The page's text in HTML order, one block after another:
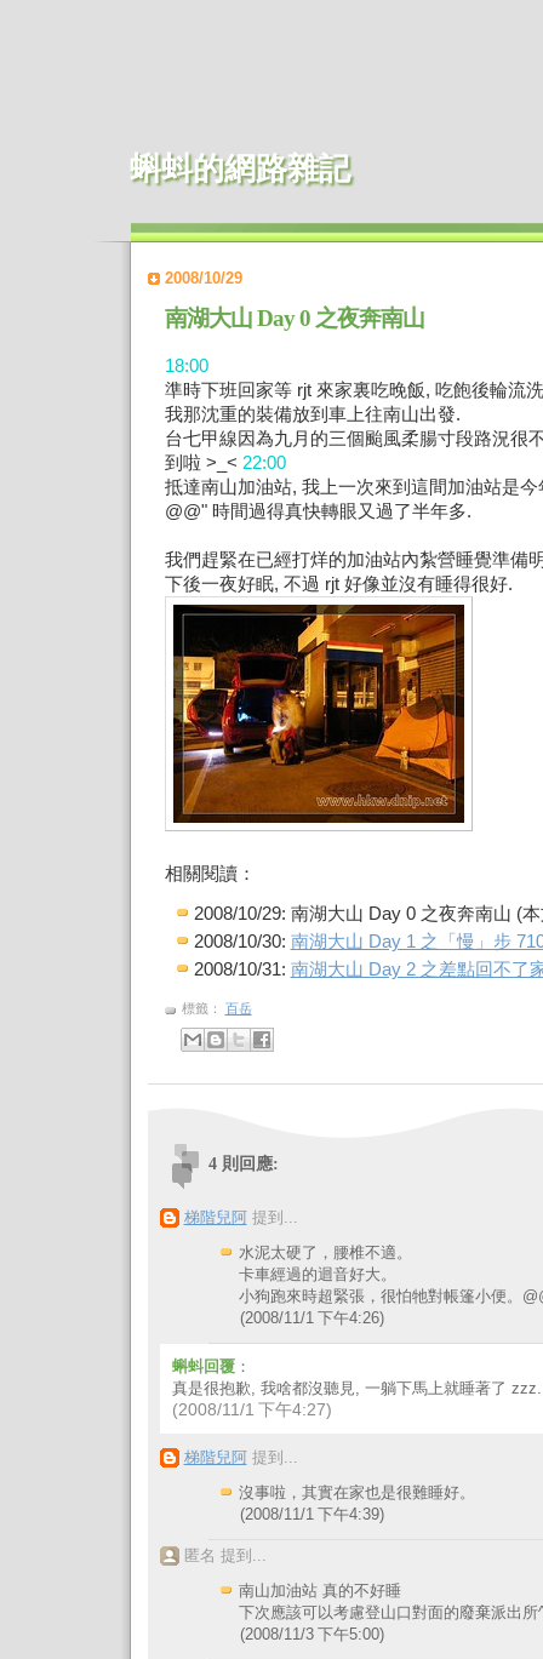
蝌蚪的網路雜記
2008/10/29
南湖大山 Day 0 之夜奔南山
18:00
準時下班回家等 rjt 來家裏吃晚飯, 吃飽後輪流
我那沈重的裝備放到車上往南山出發.
台七甲線因為九月的三個颱風柔腸寸段路況很
到啦 >_< 22:00
抵達南山加油站, 我上一次來到這間加油站是今
@@" 時間過得真快轉眼又過了半年多.
我們趕緊在已經打烊的加油站內紮營睡覺準備
下後一夜好眠, 不過 rjt 好像並沒有睡得很好.
相關閱讀：
2008/10/29: 南湖大山 Day 0 之夜奔南山 (
2008/10/30: 南湖大山 Day 1 之「慢」步
2008/10/31: 南湖大山 Day 2 之差點回不了
標籤： 百岳
4 則回應:
梯階兒阿 提到...
水泥太硬了，腰椎不適。
卡車經過的迴音好大。
小狗跑來時超緊張，很怕牠對帳篷小便。
(2008/11/1 下午4:26)
蝌蚪回覆：
真是很抱歉, 我啥都沒聽見, 一躺下馬上就睡著了
(2008/11/1 下午4:27)
梯階兒阿 提到...
沒事啦，其實在家也是很難睡好。
(2008/11/1 下午4:39)
匿名 提到...
南山加油站 真的不好睡
下次應該可以考慮登山口對面的廢棄派出所
(2008/11/3 下午5:00)